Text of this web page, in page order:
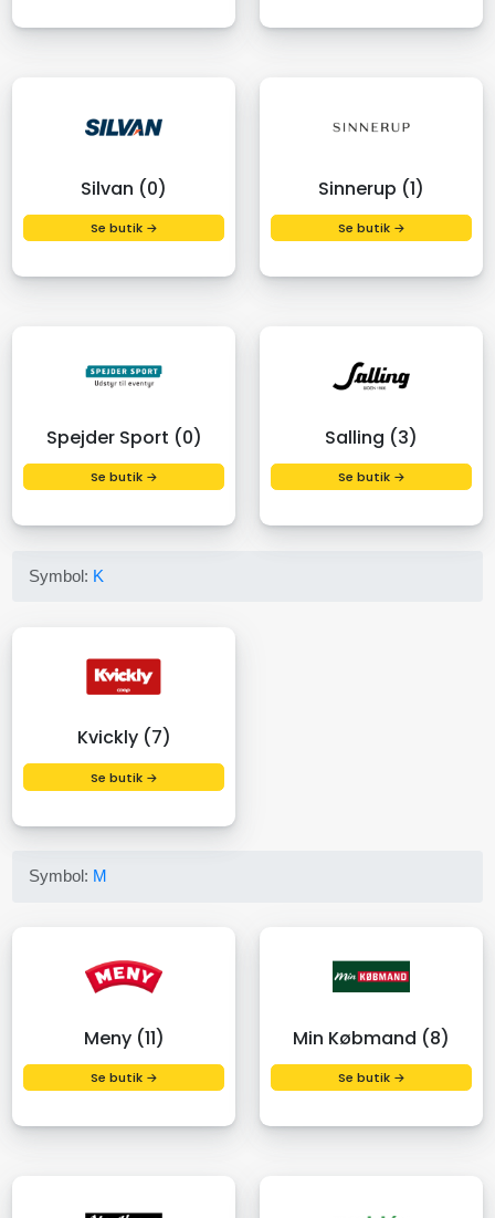
Silvan (0)
Se butik →
Sinnerup (1)
Se butik →
Spejder Sport (0)
Se butik →
Salling (3)
Se butik →
Symbol: K
Kvickly (7)
Se butik →
Symbol: M
Meny (11)
Se butik →
Min Købmand (8)
Se butik →